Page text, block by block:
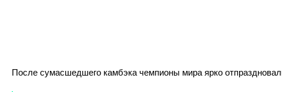
После сумасшедшего камбэка чемпионы мира ярко